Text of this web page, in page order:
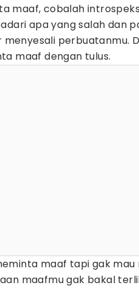
maaf, cobalah
apa yang salah dan
perbuatanmu.
maaf dengan tulus.
maaf tapi gak mau
maafmu gak bakal